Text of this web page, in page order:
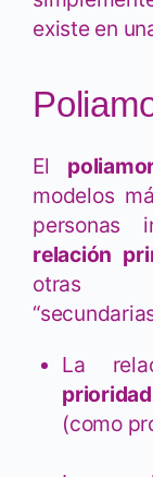
existe en
El
modelos
personas
relación
otras
La
(como